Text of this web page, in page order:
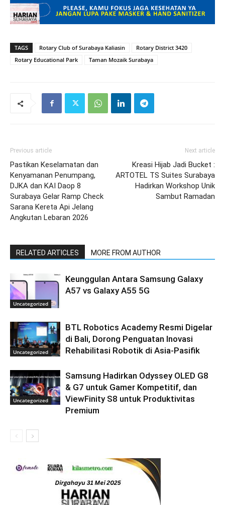
TAGS Rotary Club of Surabaya Kaliasin
Rotary District 3420
Rotary Educational Park
Taman Mozaik Surabaya
Previous article
Pastikan Keselamatan dan
Kenyamanan Penumpang,
DJKA dan KAI Daop 8
Surabaya Gelar Ramp Check
Sarana Kereta Api Jelang
Angkutan Lebaran 2026
Next article
Kreasi Hijab Jadi Bucket :
ARTOTEL TS Suites Surabaya
Hadirkan Workshop Unik
Sambut Ramadan
RELATED ARTICLES MORE FROM AUTHOR
Uncategorized
Keunggulan Antara Samsung Galaxy
A57 vs Galaxy A55 5G
Uncategorized
BTL Robotics Academy Resmi Digelar
di Bali, Dorong Penguatan Inovasi
Rehabilitasi Robotik di Asia-Pasifik
Uncategorized
Samsung Hadirkan Odyssey OLED G8
& G7 untuk Gamer Kompetitif, dan
ViewFinity S8 untuk Produktivitas
Premium